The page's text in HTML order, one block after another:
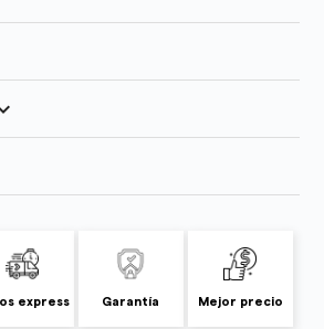
express Garantía Mejor precio